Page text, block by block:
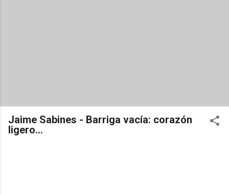
Jaime Sabines - Barriga vacía: corazón
ligero...